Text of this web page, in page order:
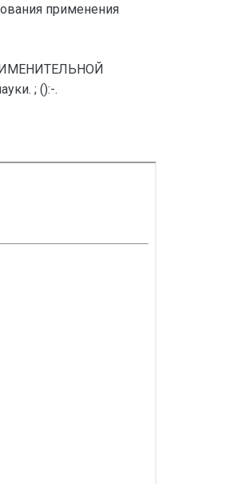
применения
; ():-.